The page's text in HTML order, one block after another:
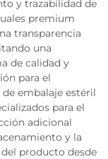
y trazabilidad de
premium
transparencia
una
de calidad y
para el
embalaje estéril
para el
adicional
y la
producto desde